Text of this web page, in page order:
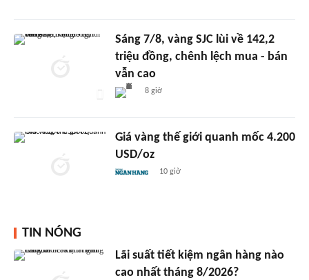
Sáng 7/8, vàng SJC lùi về 142,2
triệu đồng, chênh lệch mua - bán
vẫn cao
8 giờ
Giá vàng thế giới quanh mốc 4.200
USD/oz
10 giờ
TIN NÓNG
Lãi suất tiết kiệm ngân hàng nào
cao nhất tháng 8/2026?